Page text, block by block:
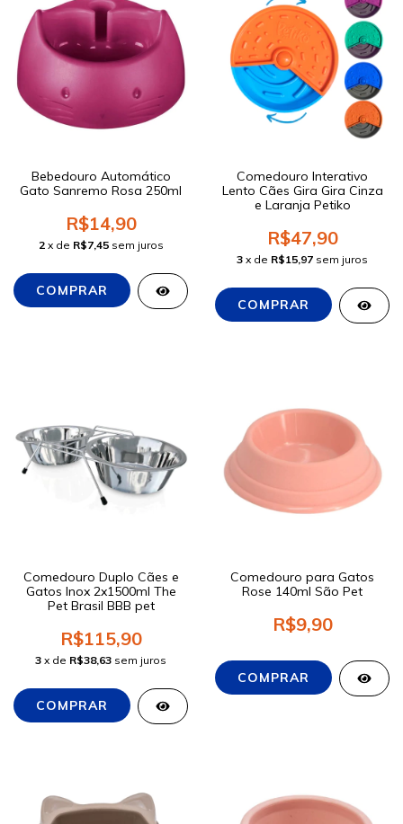
Bebedouro Automático
Gato Sanremo Rosa 250ml
R$14,90
2 x de R$7,45 sem juros
Comedouro Interativo
Lento Cães Gira Gira Cinza
e Laranja Petiko
R$47,90
3 x de R$15,97 sem juros
Comedouro Duplo Cães e
Gatos Inox 2x1500ml The
Pet Brasil BBB pet
R$115,90
3 x de R$38,63 sem juros
Comedouro para Gatos
Rose 140ml São Pet
R$9,90